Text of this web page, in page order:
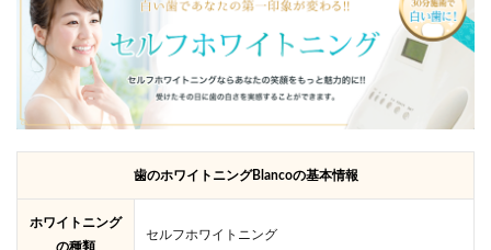
歯のホワイトニングBlancoの基本情報
ホワイトニング
の種類
セルフホワイトニング